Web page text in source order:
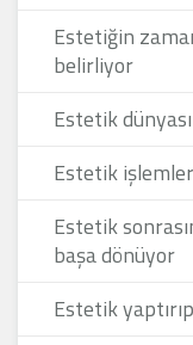
Estetiğin
belirliyor
Estetik
Estetik
Estetik
başa dönüyor
Estetik